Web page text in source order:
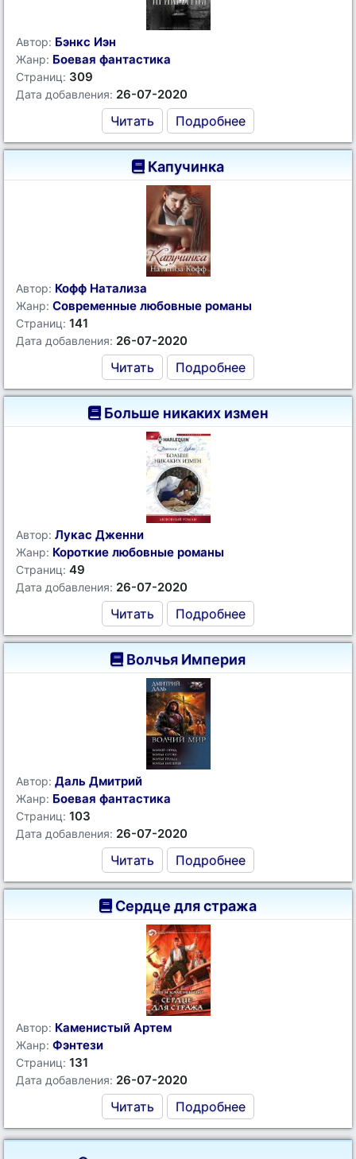
Автор: Бэнкс Иэн
Жанр: Боевая фантастика
Страниц: 309
Дата добавления: 26-07-2020
Читать Подробнее
Капучинка
Автор: Кофф Натализа
Жанр: Современные любовные романы
Страниц: 141
Дата добавления: 26-07-2020
Читать Подробнее
Больше никаких измен
Автор: Лукас Дженни
Жанр: Короткие любовные романы
Страниц: 49
Дата добавления: 26-07-2020
Читать Подробнее
Волчья Империя
Автор: Даль Дмитрий
Жанр: Боевая фантастика
Страниц: 103
Дата добавления: 26-07-2020
Читать Подробнее
Сердце для стража
Автор: Каменистый Артем
Жанр: Фэнтези
Страниц: 131
Дата добавления: 26-07-2020
Читать Подробнее